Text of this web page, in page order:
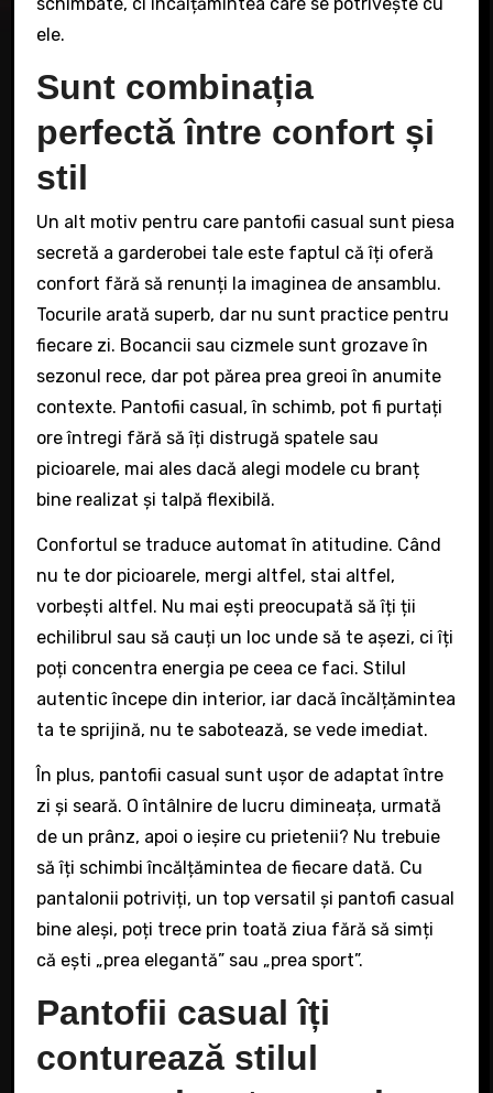
ele.
Sunt combinația
perfectă între confort și
stil
Un alt motiv pentru care pantofii casual sunt piesa
secretă a garderobei tale este faptul că îți oferă
confort fără să renunți la imaginea de ansamblu.
Tocurile arată superb, dar nu sunt practice pentru
fiecare zi. Bocancii sau cizmele sunt grozave în
sezonul rece, dar pot părea prea greoi în anumite
contexte. Pantofii casual, în schimb, pot fi purtați
ore întregi fără să îți distrugă spatele sau
picioarele, mai ales dacă alegi modele cu branț
bine realizat și talpă flexibilă.
Confortul se traduce automat în atitudine. Când
nu te dor picioarele, mergi altfel, stai altfel,
vorbești altfel. Nu mai ești preocupată să îți ții
echilibrul sau să cauți un loc unde să te așezi, ci îți
poți concentra energia pe ceea ce faci. Stilul
autentic începe din interior, iar dacă încălțămintea
ta te sprijină, nu te sabotează, se vede imediat.
În plus, pantofii casual sunt ușor de adaptat între
zi și seară. O întâlnire de lucru dimineața, urmată
de un prânz, apoi o ieșire cu prietenii? Nu trebuie
să îți schimbi încălțămintea de fiecare dată. Cu
pantalonii potriviți, un top versatil și pantofi casual
bine aleși, poți trece prin toată ziua fără să simți
că ești „prea elegantă” sau „prea sport”.
Pantofii casual îți
conturează stilul